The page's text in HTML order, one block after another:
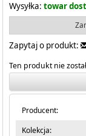
Wysyłka: towar
Zapytaj o produkt:
Ten produkt nie
Producent:
Kolekcja: